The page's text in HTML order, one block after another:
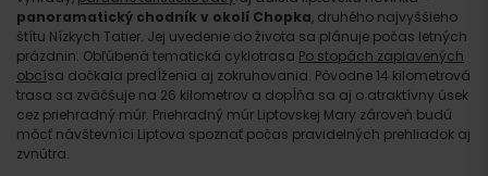
panoramatický chodník v okolí Chopka, druhého najvyššieho
štítu Nízkych Tatier. Jej uvedenie do života sa plánuje počas letných
prázdnin. Obľúbená tematická cyklotrasa Po stopách zaplavených
obcísa dočkala predĺženia aj zokruhovania. Pôvodne 14 kilometrová
trasa sa zväčšuje na 26 kilometrov a dopĺňa sa aj o atraktívny úsek
cez priehradný múr. Priehradný múr Liptovskej Mary zároveň budú
môcť návštevníci Liptova spoznať počas pravidelných prehliadok aj
zvnútra.